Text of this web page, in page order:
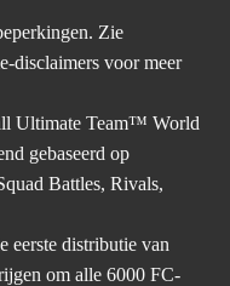
Zie
disclaimers voor meer
Ultimate Team™ World
gebaseerd op
Battles, Rivals,
eerste distributie van
om alle 6000 FC-